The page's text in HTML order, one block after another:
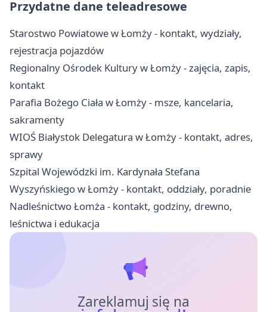
Przydatne dane teleadresowe
Starostwo Powiatowe w Łomży - kontakt, wydziały,
rejestracja pojazdów
Regionalny Ośrodek Kultury w Łomży - zajęcia, zapis,
kontakt
Parafia Bożego Ciała w Łomży - msze, kancelaria,
sakramenty
WIOŚ Białystok Delegatura w Łomży - kontakt, adres,
sprawy
Szpital Wojewódzki im. Kardynała Stefana
Wyszyńskiego w Łomży - kontakt, oddziały, poradnie
Nadleśnictwo Łomża - kontakt, godziny, drewno,
leśnictwa i edukacja
Zareklamuj się na